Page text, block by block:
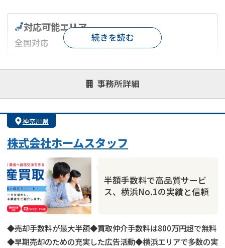
事務所詳細
対応可能エリア
全国対応
対応が親身 オンライン面談可能
レスポンスが早い
1億円以上の買取可
続きを読む
神奈川県
株式会社ホームスタッフ
半額手数料で高品質サービ
ス、横浜No.1の実績と信頼
◆売却手数料が最大半額◆買取仲介手数料は800万円超で無料
◆早期売却のための充実した広告活動◆横浜エリアで多数の実